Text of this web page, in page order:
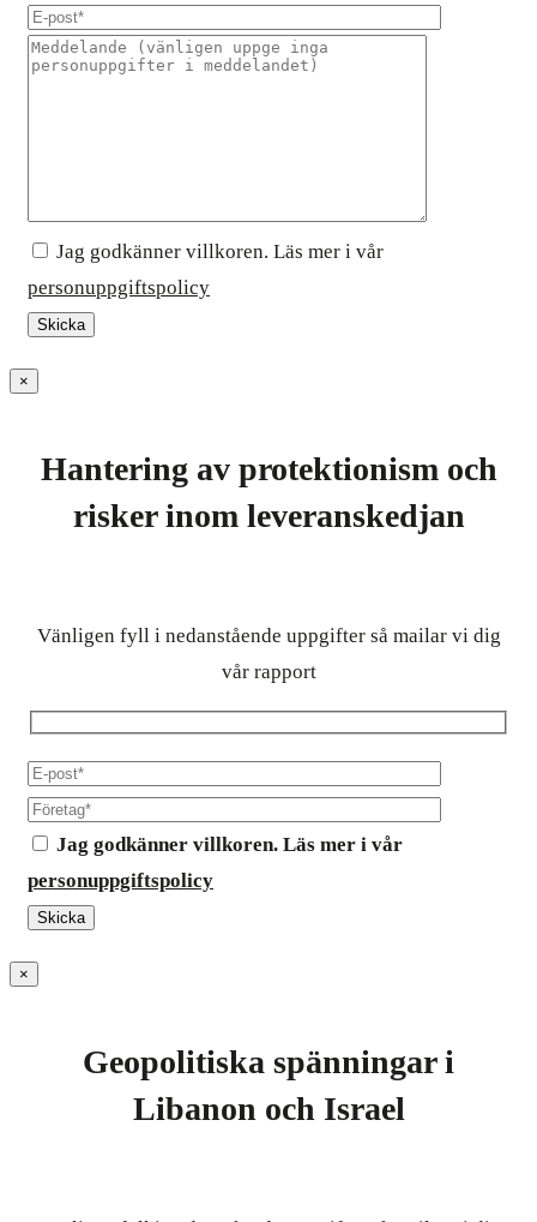
Jag godkänner villkoren. Läs mer i vår
personuppgiftspolicy
×
Hantering av protektionism och
risker inom leveranskedjan
Vänligen fyll i nedanstående uppgifter så mailar vi dig
vår rapport
Jag godkänner villkoren. Läs mer i vår
personuppgiftspolicy
×
Geopolitiska spänningar i
Libanon och Israel